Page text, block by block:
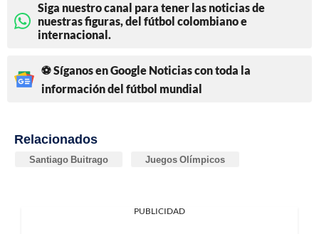
Siga nuestro canal para tener las noticias de
nuestras figuras, del fútbol colombiano e
internacional.
⚽ Síganos en Google Noticias con toda la
información del fútbol mundial
Relacionados
Santiago Buitrago Juegos Olímpicos
PUBLICIDAD